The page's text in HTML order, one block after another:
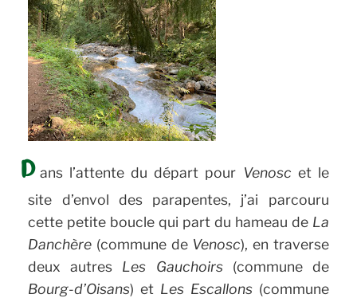
D ans l’attente du départ pour Venosc et le
site d’envol des parapentes, j’ai parcouru
cette petite boucle qui part du hameau de La
Danchère (commune de Venosc), en traverse
deux autres Les Gauchoirs(commune de
Bourg-d’Oisans) et Les Escallons(commune